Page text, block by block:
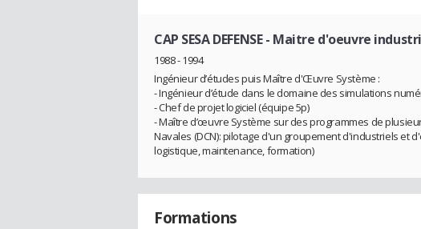
CAP SESA DEFENSE- Maitre d'oeuvre
1988 - 1994
Ingénieur d’études puis Maître d'Œuvre Système :
- Ingénieur d’étude dans le domaine des simulations
- Chef de projet logiciel (équipe 5p)
- Maître d’œuvre Système sur des programmes de
Navales (DCN): pilotage d'un groupement d'industriels et
logistique, maintenance, formation)
Formations